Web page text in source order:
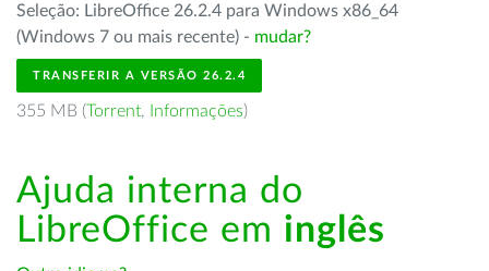
Seleção: LibreOffice 26.2.4 para Windows x86_64
(Windows 7 ou mais recente) - mudar?
TRANSFERIR A VERSÃO 26.2.4
355 MB (Torrent, Informações)
Ajuda interna do
LibreOffice em inglês